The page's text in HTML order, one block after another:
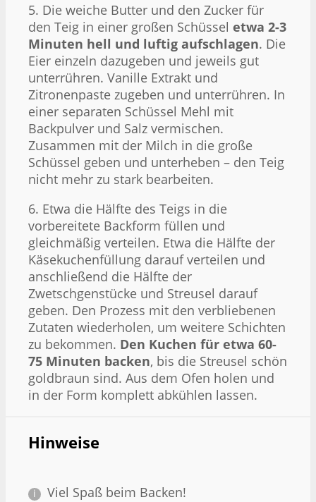
5. Die weiche Butter und den Zucker für
den Teig in einer großen Schüssel etwa 2-3
Minuten hell und luftig aufschlagen. Die
Eier einzeln dazugeben und jeweils gut
unterrühren. Vanille Extrakt und
Zitronenpaste zugeben und unterrühren. In
einer separaten Schüssel Mehl mit
Backpulver und Salz vermischen.
Zusammen mit der Milch in die große
Schüssel geben und unterheben – den Teig
nicht mehr zu stark bearbeiten.
6. Etwa die Hälfte des Teigs in die
vorbereitete Backform füllen und
gleichmäßig verteilen. Etwa die Hälfte der
Käsekuchenfüllung darauf verteilen und
anschließend die Hälfte der
Zwetschgenstücke und Streusel darauf
geben. Den Prozess mit den verbliebenen
Zutaten wiederholen, um weitere Schichten
zu bekommen. Den Kuchen für etwa 60-
75 Minuten backen, bis die Streusel schön
goldbraun sind. Aus dem Ofen holen und
in der Form komplett abkühlen lassen.
Hinweise
Viel Spaß beim Backen!